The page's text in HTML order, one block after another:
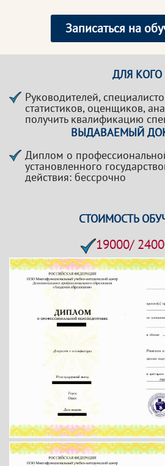
Записаться на
ДЛЯ КОГО
Руководителей,
статистиков, оценщиков,
получить квалификацию
ВЫДАВАЕМЫЙ
Диплом о
установленного
действия: бессрочно
СТОИМОСТЬ
19000/